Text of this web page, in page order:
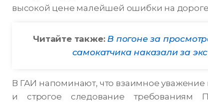
высокой цене малейшей ошибки на
Читайте также: В погоне за
самокатчика наказали за
В ГАИ напоминают, что взаимное
и строгое следование требованиям